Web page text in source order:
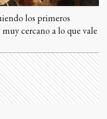
los primeros
cercano a lo que vale